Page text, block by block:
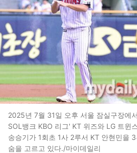
2025년 7월 31일 오후 서울 잠실구장에
SOL뱅크 KBO 리그' KT 위즈와 LG 트윈
송승기가 1회초 1사 2루서 KT 안현민을
숨을 고르고 있다./마이데일리